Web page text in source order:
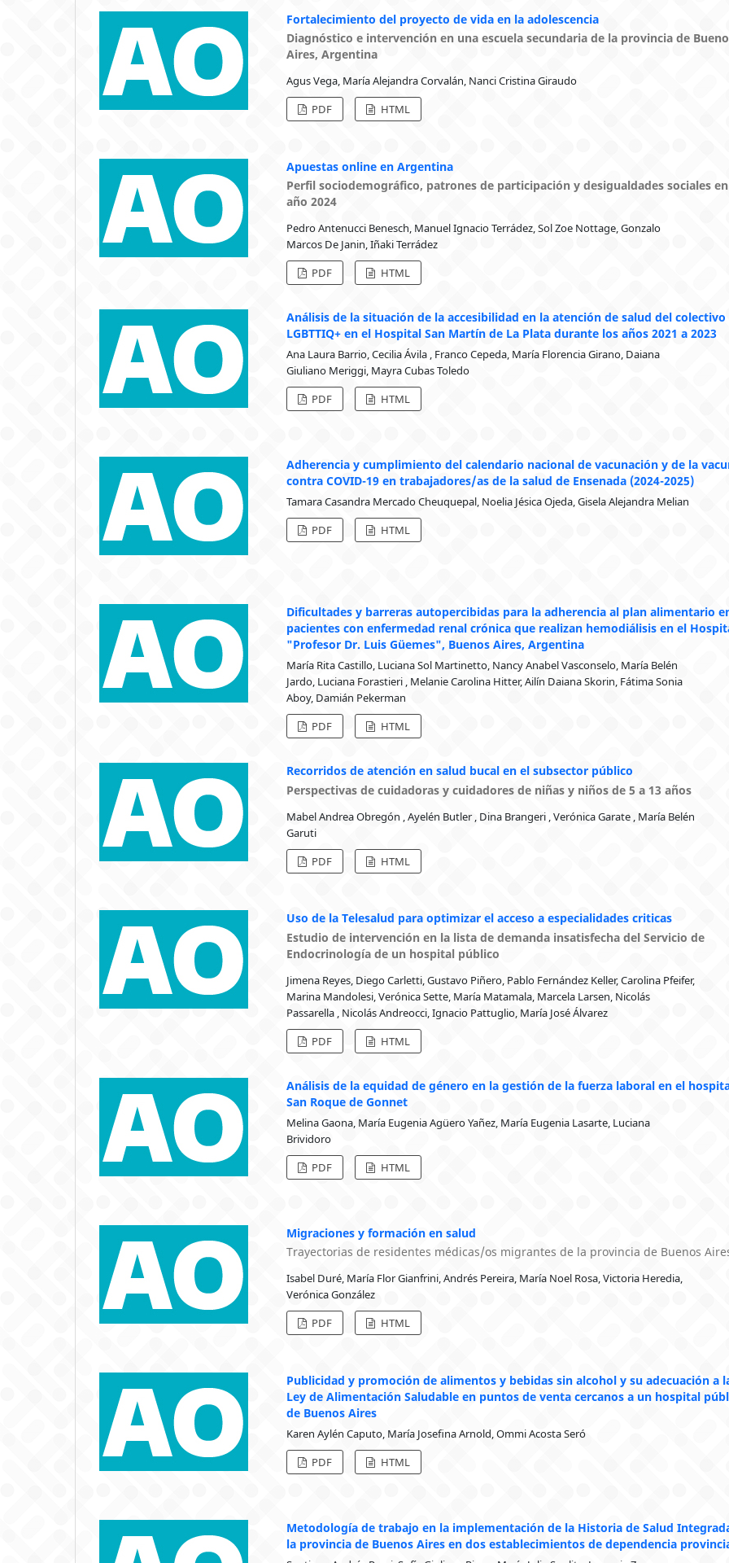
Fortalecimiento del proyecto de vida en la adolescencia
Diagnóstico e intervención en una escuela secundaria de la provincia de
Aires, Argentina
Agus Vega, María Alejandra Corvalán, Nanci Cristina Giraudo
PDF
HTML
Apuestas online en Argentina
Perfil sociodemográfico, patrones de participación y desigualdades sociales
año 2024
Pedro Antenucci Benesch, Manuel Ignacio Terrádez, Sol Zoe Nottage, Gonzalo
Marcos De Janin, Iñaki Terrádez
PDF
HTML
Análisis de la situación de la accesibilidad en la atención de salud del colectivo
LGBTTIQ+ en el Hospital San Martín de La Plata durante los años 2021 a 2023
Ana Laura Barrio, Cecilia Ávila , Franco Cepeda, María Florencia Girano, Daiana
Giuliano Meriggi, Mayra Cubas Toledo
PDF
HTML
Adherencia y cumplimiento del calendario nacional de vacunación y de la
contra COVID-19 en trabajadores/as de la salud de Ensenada (2024-2025)
Tamara Casandra Mercado Cheuquepal, Noelia Jésica Ojeda, Gisela Alejandra Melian
PDF
HTML
Dificultades y barreras autopercibidas para la adherencia al plan alimentario
pacientes con enfermedad renal crónica que realizan hemodiálisis en el
"Profesor Dr. Luis Güemes", Buenos Aires, Argentina
María Rita Castillo, Luciana Sol Martinetto, Nancy Anabel Vasconselo, María Belén
Jardo, Luciana Forastieri , Melanie Carolina Hitter, Ailín Daiana Skorin, Fátima Sonia
Aboy, Damián Pekerman
PDF
HTML
Recorridos de atención en salud bucal en el subsector público
Perspectivas de cuidadoras y cuidadores de niñas y niños de 5 a 13 años
Mabel Andrea Obregón , Ayelén Butler , Dina Brangeri , Verónica Garate , María Belén
Garuti
PDF
HTML
Uso de la Telesalud para optimizar el acceso a especialidades criticas
Estudio de intervención en la lista de demanda insatisfecha del Servicio de
Endocrinología de un hospital público
Jimena Reyes, Diego Carletti, Gustavo Piñero, Pablo Fernández Keller, Carolina Pfeifer,
Marina Mandolesi, Verónica Sette, María Matamala, Marcela Larsen, Nicolás
Passarella , Nicolás Andreocci, Ignacio Pattuglio, María José Álvarez
PDF
HTML
Análisis de la equidad de género en la gestión de la fuerza laboral en el
San Roque de Gonnet
Melina Gaona, María Eugenia Agüero Yañez, María Eugenia Lasarte, Luciana
Brividoro
PDF
HTML
Migraciones y formación en salud
Trayectorias de residentes médicas/os migrantes de la provincia de Buenos
Isabel Duré, María Flor Gianfrini, Andrés Pereira, María Noel Rosa, Victoria Heredia,
Verónica González
PDF
HTML
Publicidad y promoción de alimentos y bebidas sin alcohol y su adecuación a
Ley de Alimentación Saludable en puntos de venta cercanos a un hospital
de Buenos Aires
Karen Aylén Caputo, María Josefina Arnold, Ommi Acosta Seró
PDF
HTML
Metodología de trabajo en la implementación de la Historia de Salud
la provincia de Buenos Aires en dos establecimientos de dependencia